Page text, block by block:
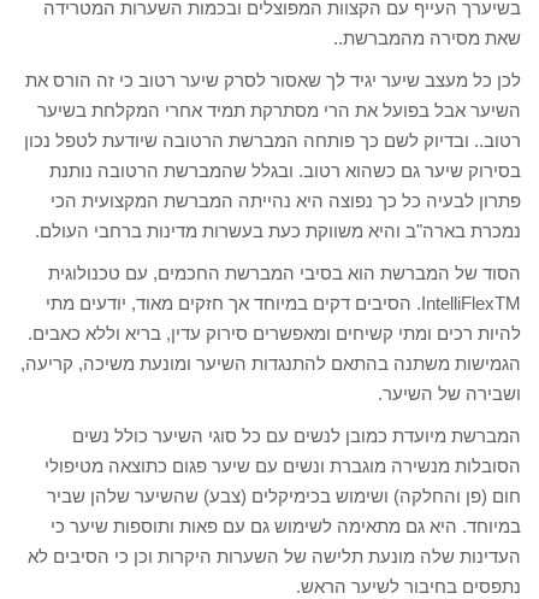
בשיערך העייף עם הקצוות המפוצלים ובכמות השערות המטרידה
שאת מסירה מהמברשת..
לכן כל מעצב שיער יגיד לך שאסור לסרק שיער רטוב כי זה הורס את
השיער אבל בפועל את הרי מסתרקת תמיד אחרי המקלחת בשיער
רטוב.. ובדיוק לשם כך פותחה המברשת הרטובה שיודעת לטפל נכון
בסירוק שיער גם כשהוא רטוב. ובגלל שהמברשת הרטובה נותנת
פתרון לבעיה כל כך נפוצה היא נהייתה המברשת המקצועית הכי
נמכרת בארה"ב והיא משווקת כעת בעשרות מדינות ברחבי העולם.
הסוד של המברשת הוא בסיבי המברשת החכמים, עם טכנולוגית
IntelliFlexTM. הסיבים דקים במיוחד אך חזקים מאוד, יודעים מתי
להיות רכים ומתי קשיחים ומאפשרים סירוק עדין, בריא וללא כאבים.
הגמישות משתנה בהתאם להתנגדות השיער ומונעת משיכה, קריעה,
ושבירה של השיער.
המברשת מיועדת כמובן לנשים עם כל סוגי השיער כולל נשים
הסובלות מנשירה מוגברת ונשים עם שיער פגום כתוצאה מטיפולי
חום (פן והחלקה) ושימוש בכימיקלים (צבע) שהשיער שלהן שביר
במיוחד. היא גם מתאימה לשימוש גם עם פאות ותוספות שיער כי
העדינות שלה מונעת תלישה של השערות היקרות וכן כי הסיבים לא
נתפסים בחיבור לשיער הראש.